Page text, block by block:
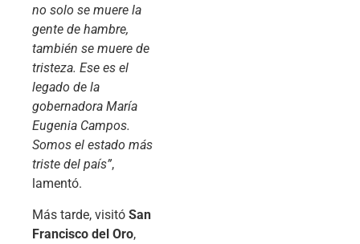
no solo se muere la
gente de hambre,
también se muere de
tristeza. Ese es el
legado de la
gobernadora María
Eugenia Campos.
Somos el estado más
triste del país”,
lamentó.
Más tarde, visitó San
Francisco del Oro,